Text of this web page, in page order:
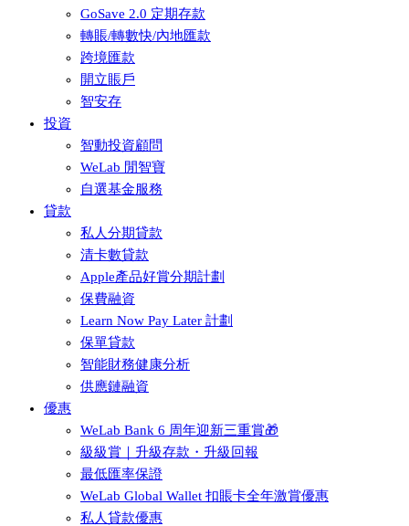
GoSave 2.0 定期存款
轉賬/轉數快/內地匯款
跨境匯款
開立賬戶
智安存
投資
智動投資顧問
WeLab 閒智寶
自選基金服務
貸款
私人分期貸款
清卡數貸款
Apple產品好賞分期計劃
保費融資
Learn Now Pay Later 計劃
保單貸款
智能財務健康分析
供應鏈融資
優惠
WeLab Bank 6 周年迎新三重賞🎁
級級賞｜升級存款・升級回報
最低匯率保證
WeLab Global Wallet 扣賬卡全年激賞優惠
私人貸款優惠